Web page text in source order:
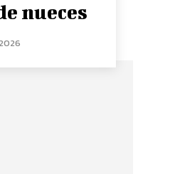
nueces